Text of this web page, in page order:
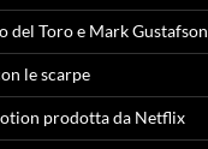
del Toro e Mark Gustafson
le scarpe
prodotta da Netflix